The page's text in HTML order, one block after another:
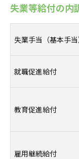
の浸透、労働力不
して、月額25万
円減額されます
間約15万円の追
項は、次の5点
抜本的見直し
丁寧な説明 (5)代
基本給付の申請
象月から4ヶ月
年金との調整や
定求職者雇用開
検討できます。
にとらわれない
れます。
失業等給付の内
失業手当（基本手当
就職促進給付
教育促進給付
雇用継続給付